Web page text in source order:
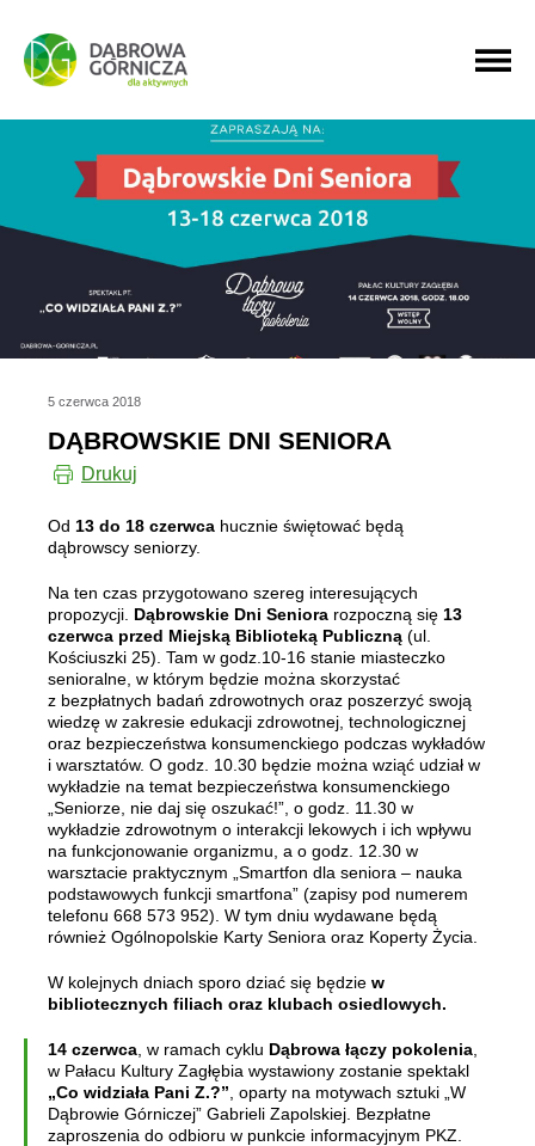
PRZEJDŹ DO MENU GŁÓWNEGO
PRZEJDŹ DO WYSZUKIWARKI
PRZEJDŹ DO TREŚCI
5 czerwca 2018
DĄBROWSKIE DNI SENIORA
Drukuj
Od 13 do 18 czerwca hucznie świętować będą
dąbrowscy seniorzy.
Na ten czas przygotowano szereg interesujących
propozycji. Dąbrowskie Dni Seniora rozpoczną się 13
czerwca przed Miejską Biblioteką Publiczną (ul.
Kościuszki 25). Tam w godz.10-16 stanie miasteczko
senioralne, w którym będzie można skorzystać
z bezpłatnych badań zdrowotnych oraz poszerzyć swoją
wiedzę w zakresie edukacji zdrowotnej, technologicznej
oraz bezpieczeństwa konsumenckiego podczas wykładów
i warsztatów. O godz. 10.30 będzie można wziąć udział w
wykładzie na temat bezpieczeństwa konsumenckiego
„Seniorze, nie daj się oszukać!”, o godz. 11.30 w
wykładzie zdrowotnym o interakcji lekowych i ich wpływu
na funkcjonowanie organizmu, a o godz. 12.30 w
warsztacie praktycznym „Smartfon dla seniora – nauka
podstawowych funkcji smartfona” (zapisy pod numerem
telefonu 668 573 952). W tym dniu wydawane będą
również Ogólnopolskie Karty Seniora oraz Koperty Życia.
W kolejnych dniach sporo dziać się będzie w
bibliotecznych filiach oraz klubach osiedlowych.
14 czerwca , w ramach cyklu Dąbrowa łączy pokolenia
w Pałacu Kultury Zagłębia wystawiony zostanie spektakl
„Co widziała Pani Z.?” , oparty na motywach sztuki „W
Dąbrowie Górniczej” Gabrieli Zapolskiej. Bezpłatne
zaproszenia do odbioru w punkcie informacyjnym PKZ.